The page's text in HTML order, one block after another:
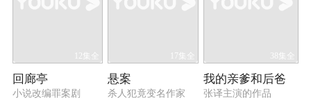
12集全
回廊亭
小说改编罪案剧
17集全
悬案
杀人犯竟变名作家
38集全
我的亲爹和后爸
张译主演的作品